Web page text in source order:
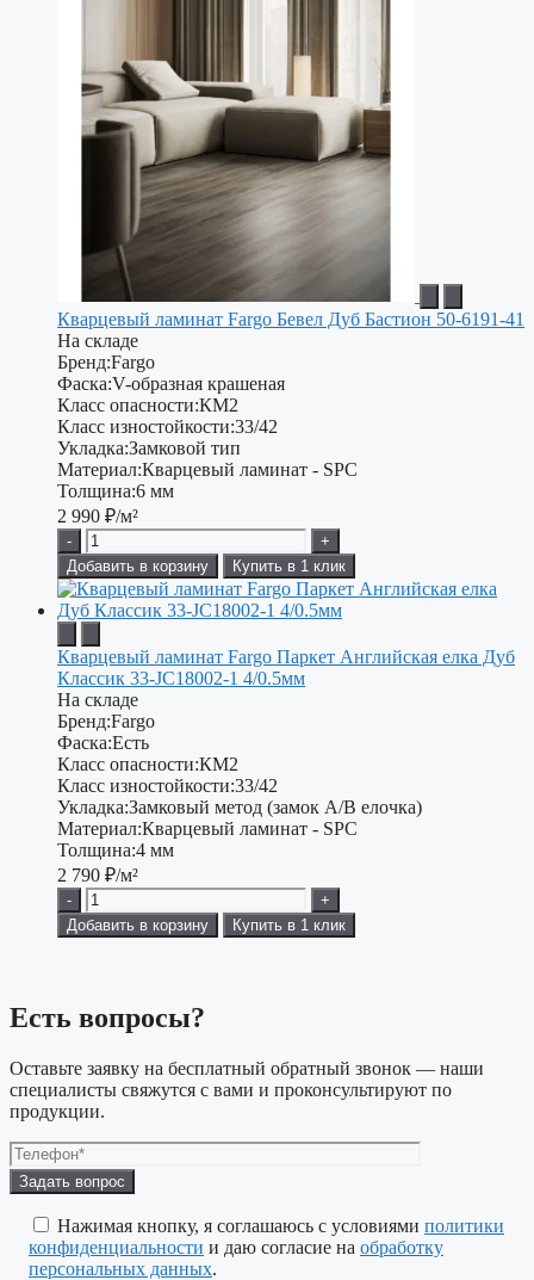
Кварцевый ламинат Fargo Бевел Дуб Бастион 50-6191-41
На складе
Бренд:Fargo
Фаска:V-образная крашеная
Класс опасности:КМ2
Класс изностойкости:33/42
Укладка:Замковой тип
Материал:Кварцевый ламинат - SPC
Толщина:6 мм
2 990 ₽/м²
-
+
Добавить в корзину
Купить в 1 клик
Кварцевый ламинат Fargo Паркет Английская елка Дуб
Классик 33-JC18002-1 4/0.5мм
На складе
Бренд:Fargo
Фаска:Есть
Класс опасности:КМ2
Класс изностойкости:33/42
Укладка:Замковый метод (замок А/В елочка)
Материал:Кварцевый ламинат - SPC
Толщина:4 мм
2 790 ₽/м²
-
+
Добавить в корзину
Купить в 1 клик
Есть вопросы?
Оставьте заявку на бесплатный обратный звонок — наши
специалисты свяжутся с вами и проконсультируют по
продукции.
Оставьте
это
поле
пустым.
Нажимая кнопку, я соглашаюсь с условиями политики
конфиденциальности и даю согласие на обработку
персональных данных.